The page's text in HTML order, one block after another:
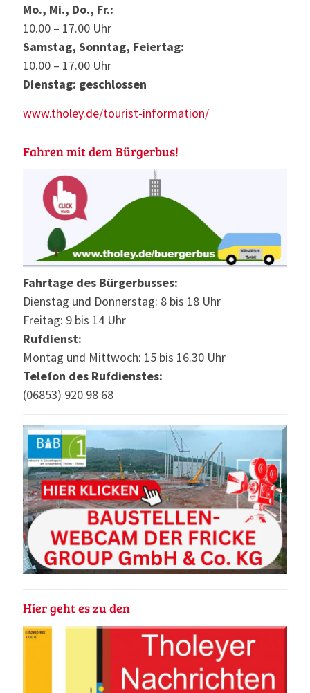
Mo., Mi., Do., Fr.:
10.00 – 17.00 Uhr
Samstag, Sonntag, Feiertag:
10.00 – 17.00 Uhr
Dienstag: geschlossen
www.tholey.de/tourist-information/
Fahren mit dem Bürgerbus!
Fahrtage des Bürgerbusses:
Dienstag und Donnerstag: 8 bis 18 Uhr
Freitag: 9 bis 14 Uhr
Rufdienst:
Montag und Mittwoch: 15 bis 16.30 Uhr
Telefon des Rufdienstes:
(06853) 920 98 68
Hier geht es zu den